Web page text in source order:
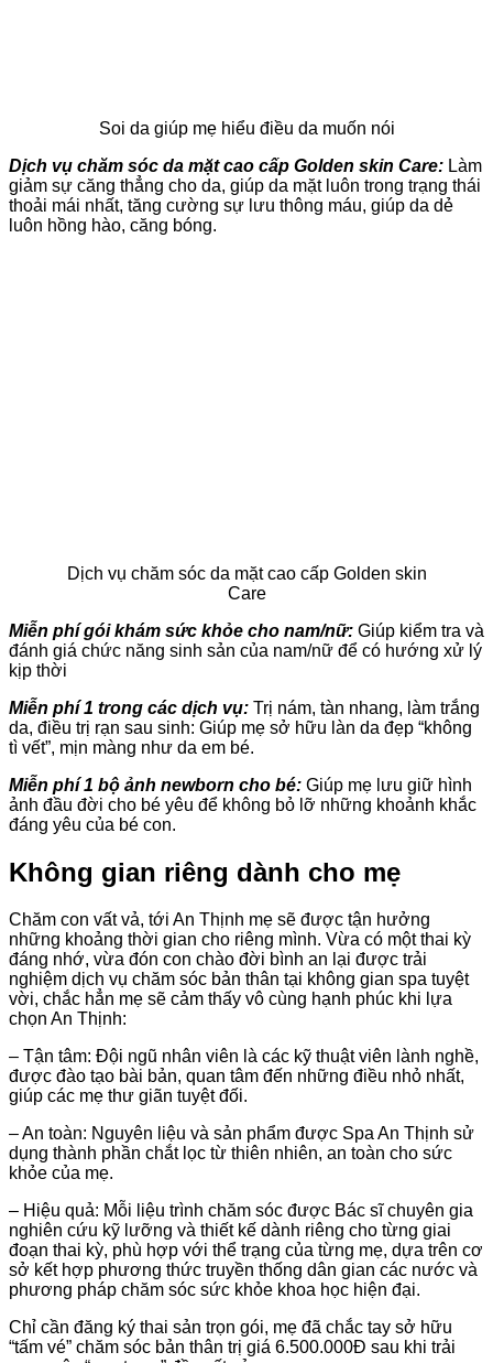
Soi da giúp mẹ hiểu điều da muốn nói
Dịch vụ chăm sóc da mặt cao cấp Golden skin Care: Làm
giảm sự căng thẳng cho da, giúp da mặt luôn trong trạng thái
thoải mái nhất, tăng cường sự lưu thông máu, giúp da dẻ
luôn hồng hào, căng bóng.
Dịch vụ chăm sóc da mặt cao cấp Golden skin
Care
Miễn phí gói khám sức khỏe cho nam/nữ: Giúp kiểm tra và
đánh giá chức năng sinh sản của nam/nữ để có hướng xử lý
kịp thời
Miễn phí 1 trong các dịch vụ: Trị nám, tàn nhang, làm trắng
da, điều trị rạn sau sinh: Giúp mẹ sở hữu làn da đẹp “không
tì vết”, mịn màng như da em bé.
Miễn phí 1 bộ ảnh newborn cho bé: Giúp mẹ lưu giữ hình
ảnh đầu đời cho bé yêu để không bỏ lỡ những khoảnh khắc
đáng yêu của bé con.
Không gian riêng dành cho mẹ
Chăm con vất vả, tới An Thịnh mẹ sẽ được tận hưởng
những khoảng thời gian cho riêng mình. Vừa có một thai kỳ
đáng nhớ, vừa đón con chào đời bình an lại được trải
nghiệm dịch vụ chăm sóc bản thân tại không gian spa tuyệt
vời, chắc hẳn mẹ sẽ cảm thấy vô cùng hạnh phúc khi lựa
chọn An Thịnh:
– Tận tâm: Đội ngũ nhân viên là các kỹ thuật viên lành nghề,
được đào tạo bài bản, quan tâm đến những điều nhỏ nhất,
giúp các mẹ thư giãn tuyệt đối.
– An toàn: Nguyên liệu và sản phẩm được Spa An Thịnh sử
dụng thành phần chắt lọc từ thiên nhiên, an toàn cho sức
khỏe của mẹ.
– Hiệu quả: Mỗi liệu trình chăm sóc được Bác sĩ chuyên gia
nghiên cứu kỹ lưỡng và thiết kế dành riêng cho từng giai
đoạn thai kỳ, phù hợp với thể trạng của từng mẹ, dựa trên cơ
sở kết hợp phương thức truyền thống dân gian các nước và
phương pháp chăm sóc sức khỏe khoa học hiện đại.
Chỉ cần đăng ký thai sản trọn gói, mẹ đã chắc tay sở hữu
“tấm vé” chăm sóc bản thân trị giá 6.500.000Đ sau khi trải